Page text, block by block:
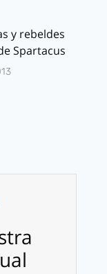
y rebeldes
Spartacus